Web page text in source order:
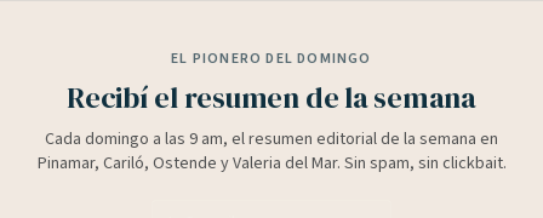
EL PIONERO DEL DOMINGO
Recibí el resumen de la semana
Cada domingo a las 9 am, el resumen editorial de la semana en
Pinamar, Cariló, Ostende y Valeria del Mar. Sin spam, sin clickbait.